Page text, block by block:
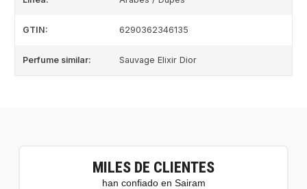
GTIN: 6290362346135
Perfume similar: Sauvage Elixir Dior
MILES DE CLIENTES
han confiado en Sairam